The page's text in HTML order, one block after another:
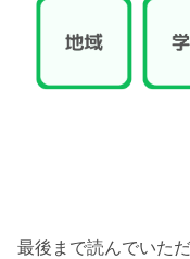
最後まで読んでいた